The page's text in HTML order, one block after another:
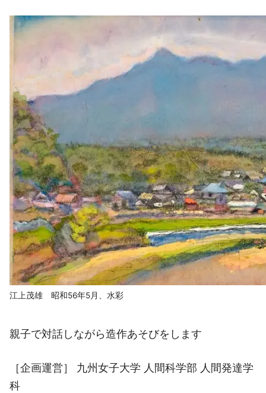
江上茂雄 昭和56年5月、水彩
親子で対話しながら造作あそびをします
［企画運営］ 九州女子大学 人間科学部 人間発達学
科